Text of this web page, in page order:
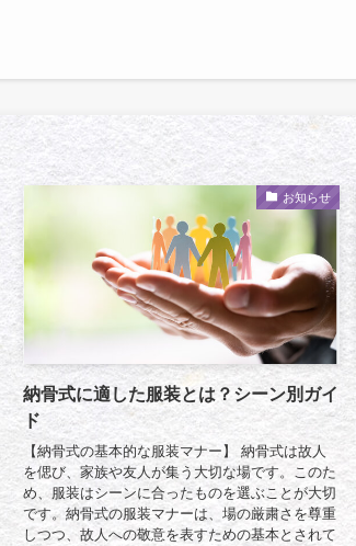
お知らせ
納骨式に適した服装とは？シーン別ガイ
ド
【納骨式の基本的な服装マナー】 納骨式は故人
を偲び、家族や友人が集う大切な場です。このた
め、服装はシーンに合ったものを選ぶことが大切
です。納骨式の服装マナーは、場の厳粛さを尊重
しつつ、故人への敬意を表すための基本とされて